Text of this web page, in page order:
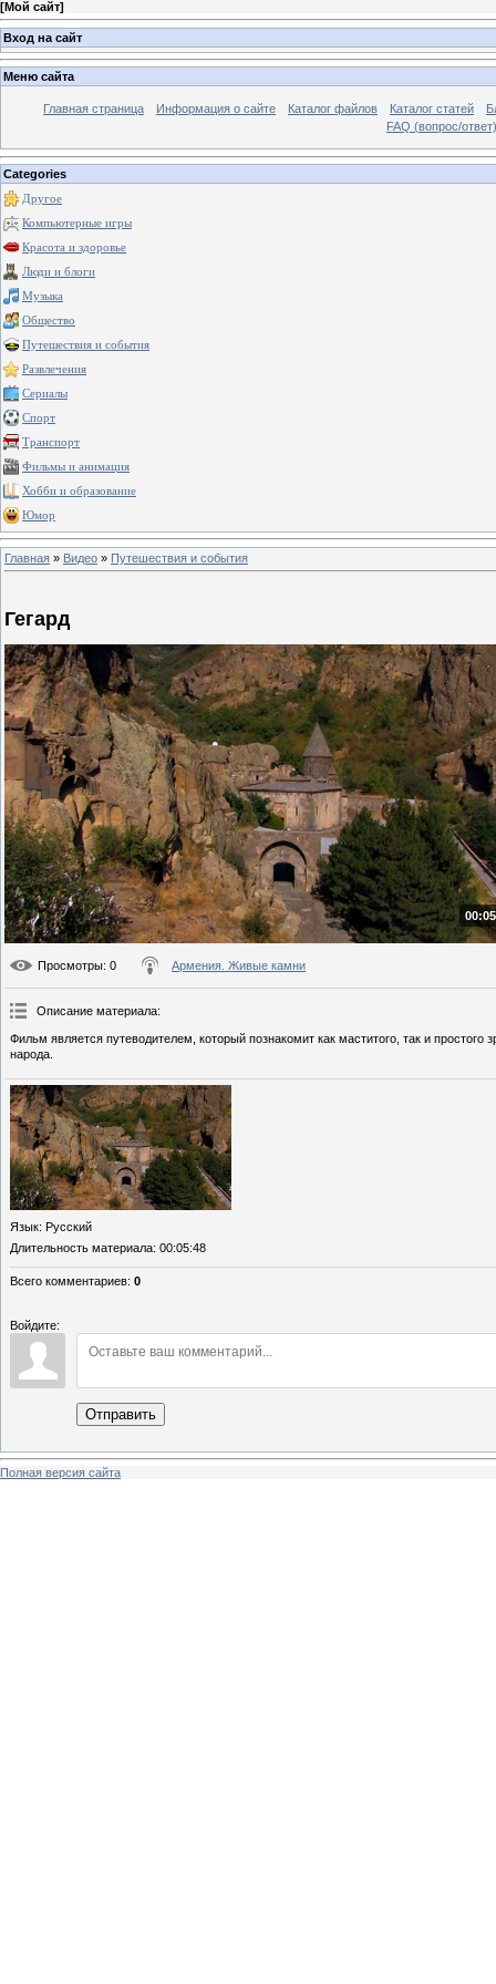
[Мой сайт]
Вход на сайт
Меню сайта
Главная страница Информация о сайте Каталог файлов Каталог статей
FAQ (вопрос/ответ)
Categories
Другое
Компьютерные игры
Красота и здоровье
Люди и блоги
Музыка
Общество
Путешествия и события
Развлечения
Сериалы
Спорт
Транспорт
Фильмы и анимация
Хобби и образование
Юмор
Главная » Видео » Путешествия и события
Гегард
Просмотры: 0 Армения. Живые камни
Описание материала:
Фильм является путеводителем, который познакомит как маститого, так и
народа.
Язык: Русский
Длительность материала: 00:05:48
Всего комментариев: 0
Войдите:
Отправить
Полная версия сайта